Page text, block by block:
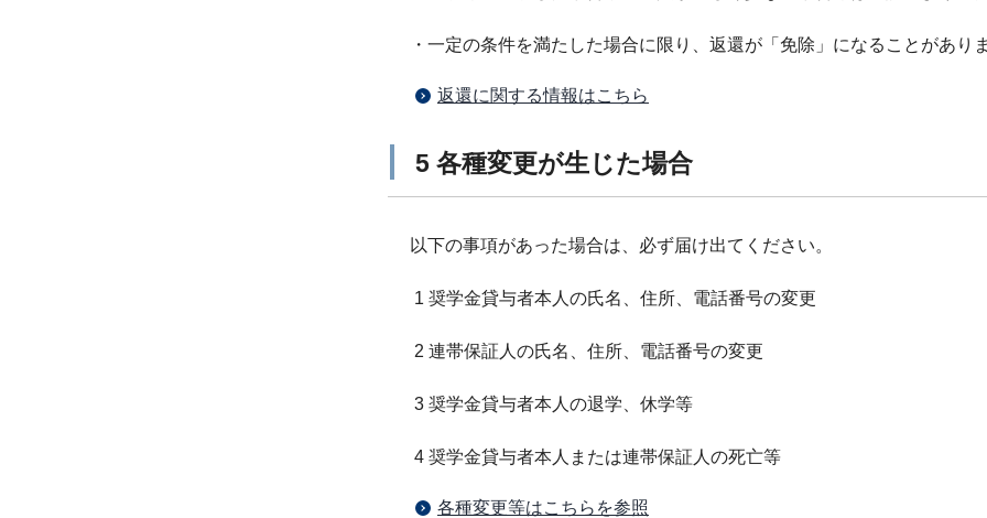
・一定の条件を満たした場合に限り、返還が「免除」になることがあり
返還に関する情報はこちら
5 各種変更が生じた場合
以下の事項があった場合は、必ず届け出てください。
1 奨学金貸与者本人の氏名、住所、電話番号の変更
2 連帯保証人の氏名、住所、電話番号の変更
3 奨学金貸与者本人の退学、休学等
4 奨学金貸与者本人または連帯保証人の死亡等
各種変更等はこちらを参照